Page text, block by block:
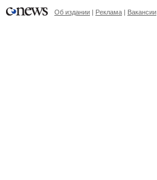
Об издании | Реклама | Вакансии